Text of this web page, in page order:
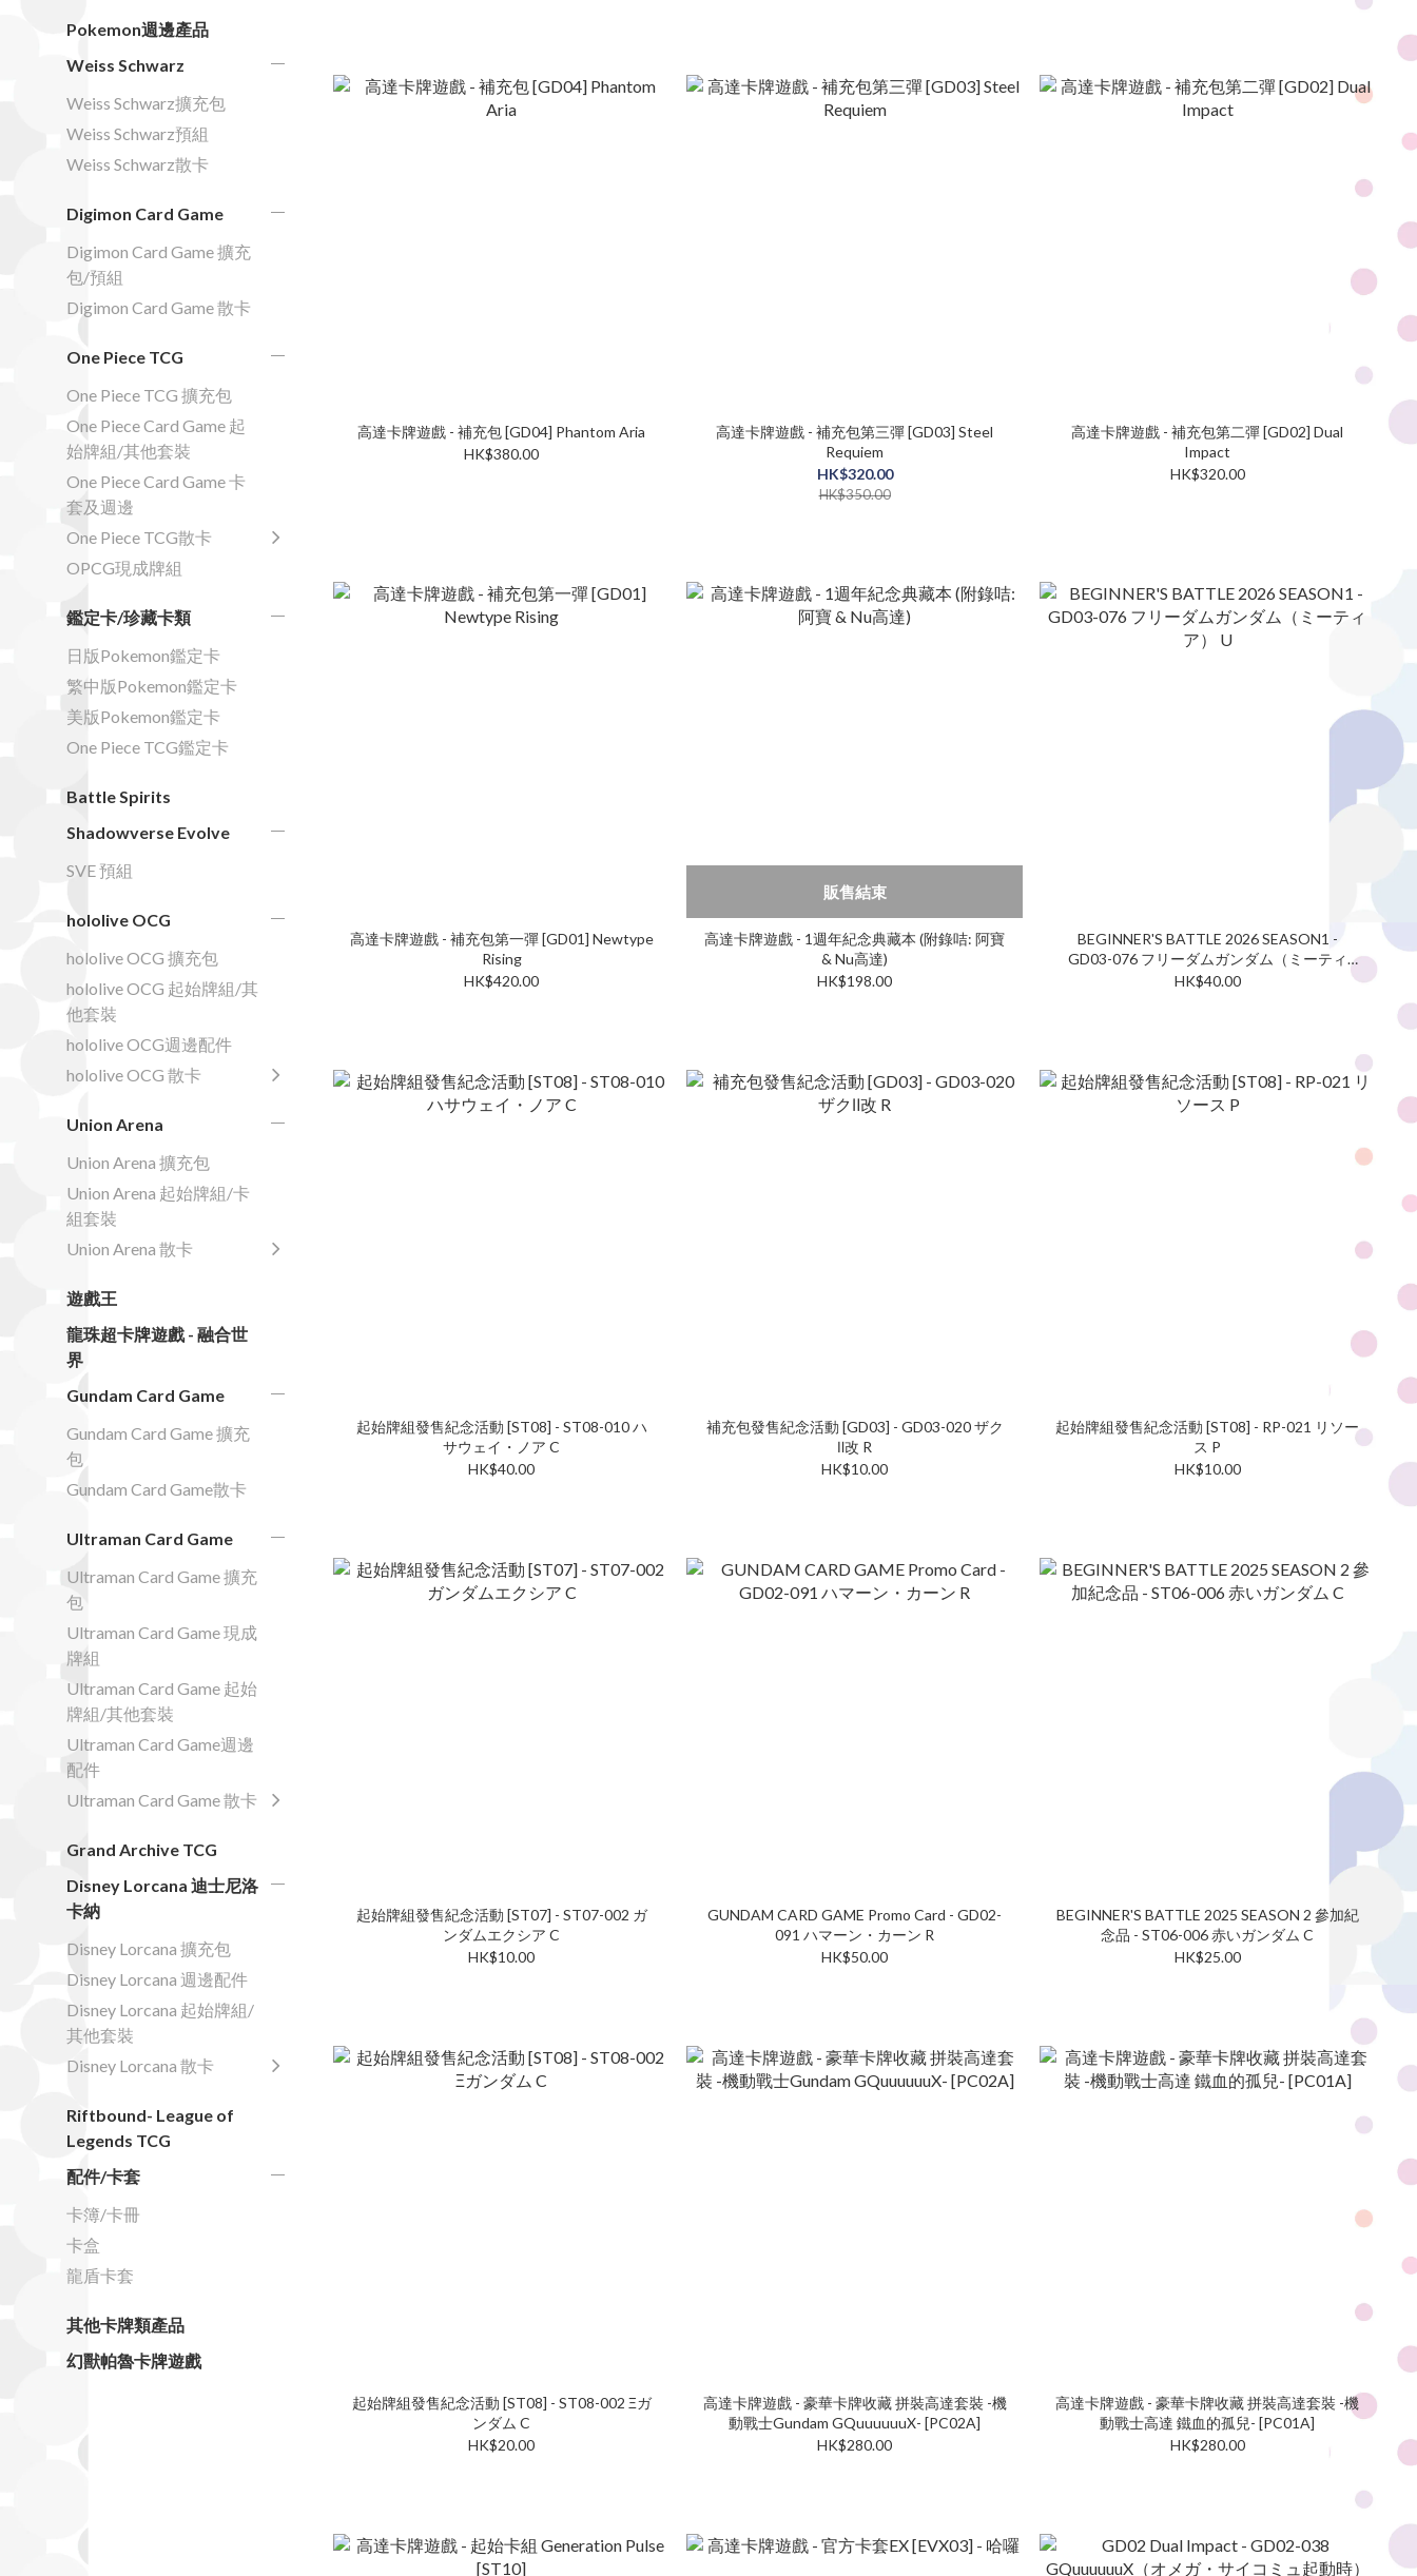
Pokemon週邊產品
Weiss Schwarz
Weiss Schwarz擴充包
Weiss Schwarz預組
Weiss Schwarz散卡
Digimon Card Game
Digimon Card Game 擴充
包/預組
Digimon Card Game 散卡
One Piece TCG
One Piece TCG 擴充包
One Piece Card Game 起
始牌組/其他套裝
One Piece Card Game 卡
套及週邊
One Piece TCG散卡
OPCG現成牌組
鑑定卡/珍藏卡類
日版Pokemon鑑定卡
繁中版Pokemon鑑定卡
美版Pokemon鑑定卡
One Piece TCG鑑定卡
Battle Spirits
Shadowverse Evolve
SVE 預組
hololive OCG
hololive OCG 擴充包
hololive OCG 起始牌組/其
他套裝
hololive OCG週邊配件
hololive OCG 散卡
Union Arena
Union Arena 擴充包
Union Arena 起始牌組/卡
組套裝
Union Arena 散卡
遊戲王
龍珠超卡牌遊戲 - 融合世
界
Gundam Card Game
Gundam Card Game 擴充
包
Gundam Card Game散卡
Ultraman Card Game
Ultraman Card Game 擴充
包
Ultraman Card Game 現成
牌組
Ultraman Card Game 起始
牌組/其他套裝
Ultraman Card Game週邊
配件
Ultraman Card Game 散卡
Grand Archive TCG
Disney Lorcana 迪士尼洛
卡納
Disney Lorcana 擴充包
Disney Lorcana 週邊配件
Disney Lorcana 起始牌組/
其他套裝
Disney Lorcana 散卡
Riftbound- League of
Legends TCG
配件/卡套
卡簿/卡冊
卡盒
龍盾卡套
其他卡牌類產品
幻獸帕魯卡牌遊戲
高達卡牌遊戲 - 補充包 [GD04] Phantom Aria
HK$380.00
高達卡牌遊戲 - 補充包第三彈 [GD03] Steel
Requiem
HK$320.00
HK$350.00
高達卡牌遊戲 - 補充包第二彈 [GD02] Dual
Impact
HK$320.00
高達卡牌遊戲 - 補充包第一彈 [GD01] Newtype
Rising
HK$420.00
販售結束
高達卡牌遊戲 - 1週年紀念典藏本 (附錄咭: 阿寶
& Nu高達)
HK$198.00
BEGINNER'S BATTLE 2026 SEASON1 -
GD03-076 フリーダムガンダム（ミーティ
ア） U
HK$40.00
起始牌組發售紀念活動 [ST08] - ST08-010 ハ
サウェイ・ノア C
HK$40.00
補充包發售紀念活動 [GD03] - GD03-020 ザク
Ⅱ改 R
HK$10.00
起始牌組發售紀念活動 [ST08] - RP-021 リソー
ス P
HK$10.00
起始牌組發售紀念活動 [ST07] - ST07-002 ガ
ンダムエクシア C
HK$10.00
GUNDAM CARD GAME Promo Card - GD02-
091 ハマーン・カーン R
HK$50.00
BEGINNER'S BATTLE 2025 SEASON 2 參加紀
念品 - ST06-006 赤いガンダム C
HK$25.00
起始牌組發售紀念活動 [ST08] - ST08-002 Ξガ
ンダム C
HK$20.00
高達卡牌遊戲 - 豪華卡牌收藏 拼裝高達套裝 -機
動戰士Gundam GQuuuuuuX- [PC02A]
HK$280.00
高達卡牌遊戲 - 豪華卡牌收藏 拼裝高達套裝 -機
動戰士高達 鐵血的孤兒- [PC01A]
HK$280.00